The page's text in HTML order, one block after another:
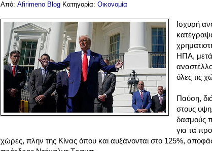
Από: Afirimeno Blog Κατηγορία: Οικονομία
Ισχυρή
ΗΠΑ,
όλες τις
Παύση,
στους
δασμούς
για τα
χώρες, πλην της Κίνας όπου και αυξάνονται στο 125%,